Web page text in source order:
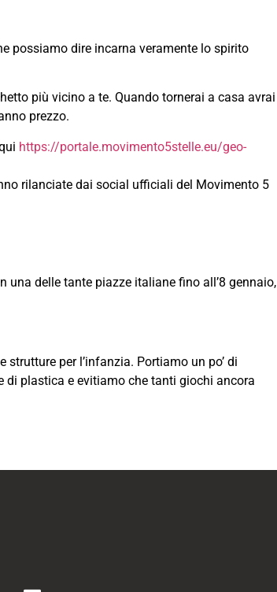
possiamo dire incarna veramente lo spirito
più vicino a te. Quando tornerai a casa avrai
prezzo.
https://portale.movimento5stelle.eu/geo-
rilanciate dai social ufficiali del Movimento 5
delle tante piazze italiane fino all’8 gennaio,
per l’infanzia. Portiamo un po’ di
plastica e evitiamo che tanti giochi ancora